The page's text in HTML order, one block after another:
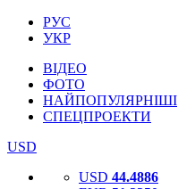
РУС
УКР
ВІДЕО
ФОТО
НАЙПОПУЛЯРНІШІ
СПЕЦПРОЕКТИ
USD
USD 44.4886